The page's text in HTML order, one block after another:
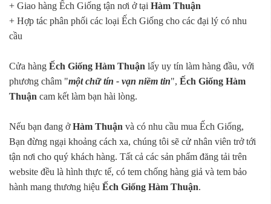
+ Giao hàng Ếch Giống tận nơi ở tại Hàm Thuận
+ Hợp tác phân phối các loại Ếch Giống cho các đại lý có nhu
cầu
Cửa hàng Ếch Giống Hàm Thuận lấy uy tín làm hàng đầu, với
phương châm "một chữ tín - vạn niềm tin", Ếch Giống Hàm
Thuận cam kết làm bạn hài lòng.
Nếu bạn đang ởHàm Thuận và có nhu cầu mua Ếch Giống,
Bạn đừng ngại khoảng cách xa, chúng tôi sẽ cử nhân viên trở tới
tận nơi cho quý khách hàng. Tất cả các sản phẩm đăng tải trên
website đều là hình thực tế, có tem chống hàng giả và tem bảo
hành mang thương hiệu Ếch Giống Hàm Thuận.